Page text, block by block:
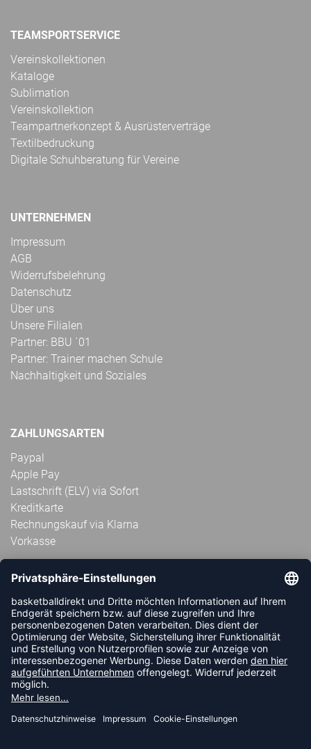
TEAMSPORTSERVICE
Vereinskollektionen
Kataloge
Sublimation
Vereinskollektion
Teampartnerkonzept & Ausrüsterverträge
Textilbedruckung
Digitale Schuhberatung für Vereine
UNTERNEHMEN
Impressum
AGB
Widerrufsbelehrung
Datenschutz
Über uns
Unsere Filialen
Partner: BBU ´01
Partner: Trainer machen Schule
Nachhaltigkeit und Soziales
ZAHLUNGSARTEN
Paypal
Apple Pay
Lastschrift (ELV) via Sofort
Kreditkarte
Rechnungskauf via Klarna
Vorkasse
ABONNIERE JETZT DEN KOSTENLOSEN
HANDBALLDIREKT-NEWSLETTER UND VERPASSE KEINE
NEUIGKEIT ODER AKTION MEHR.
JETZT ANMELDEN